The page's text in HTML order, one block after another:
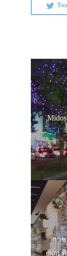
กาช
mori